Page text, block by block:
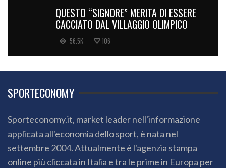
QUESTO “SIGNORE” MERITA DI ESSERE
CACCIATO DAL VILLAGGIO OLIMPICO
56.5K 106
SPORTECONOMY
Sporteconomy.it, market leader nell'informazione
applicata all'economia dello sport, è nata nel
settembre 2004. Attualmente è l'agenzia stampa
online più cliccata in Italia e tra le prime in Europa per